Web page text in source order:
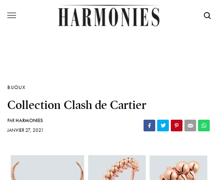
BIJOUX
Collection Clash de Cartier
PARHARMONIES
JANVIER 27, 2021